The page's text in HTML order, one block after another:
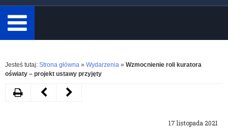
minimum
3
znaki.
Rozwiń
Jesteś tutaj: Strona główna » Wydarzenia » Wzmocnienie roli kuratora
oświaty – projekt ustawy przyjęty
17 listopada 2021
DrukujNastępnyPoprzedni